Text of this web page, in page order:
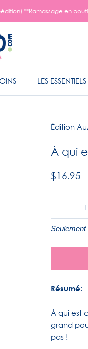
**Ramassage en
LES ESSENTIELS
Édition
À qui
$16.95
Seulement
Résumé:
À qui est
grand
pas !